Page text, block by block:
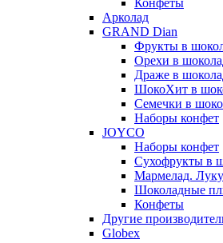
Конфеты
Арколад
GRAND Dian
Фрукты в
Орехи в
Драже в
ШокоХит в
Семечки в
Наборы конфет
JOYCO
Наборы конфет
Сухофрукты в
Мармелад.
Шоколадные
Конфеты
Другие
Globex